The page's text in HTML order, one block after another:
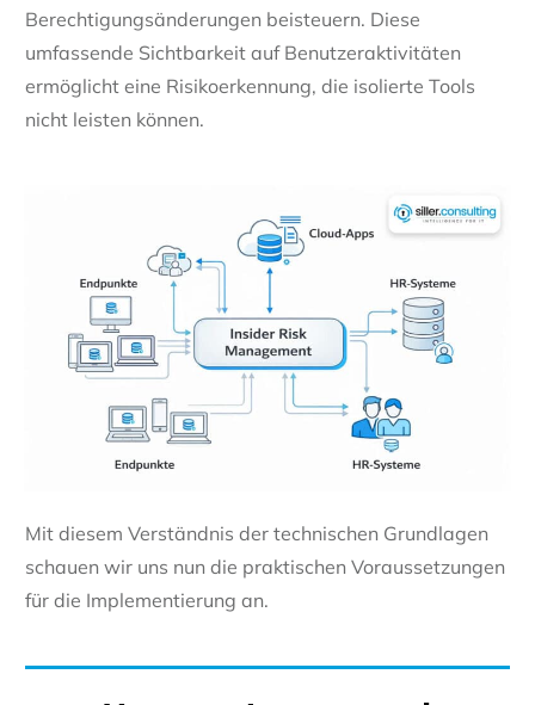
Berechtigungsänderungen beisteuern. Diese
umfassende Sichtbarkeit auf Benutzeraktivitäten
ermöglicht eine Risikoerkennung, die isolierte Tools
nicht leisten können.
Mit diesem Verständnis der technischen Grundlagen
schauen wir uns nun die praktischen Voraussetzungen
für die Implementierung an.